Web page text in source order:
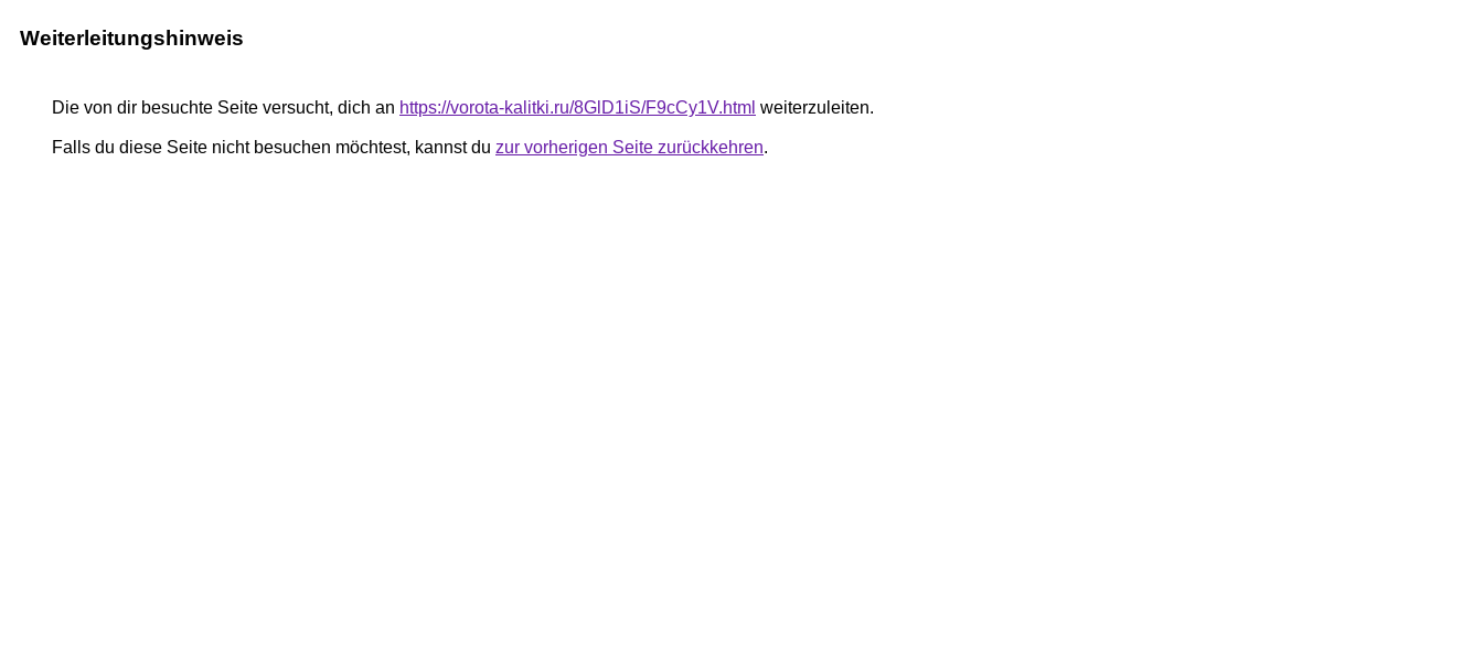
Weiterleitungshinweis
Die von dir besuchte Seite versucht, dich an https://vorota-kalitki.ru/8GlD1iS/F9cCy1V.html weiterzuleiten.
Falls du diese Seite nicht besuchen möchtest, kannst du zur vorherigen Seite zurückkehren.